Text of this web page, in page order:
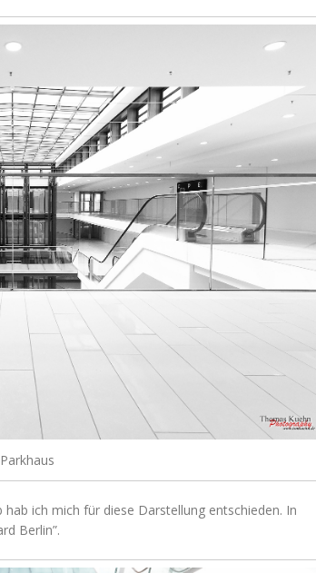
hab ich mich für diese Darstellung entschieden. In
Berlin”.